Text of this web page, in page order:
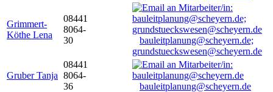
Grimmert-
Köthe Lena
08441
8064-
30
bauleitplanung@scheyern.de;
grundstueckswesen@scheyern.de
Gruber Tanja
08441
8064-
36
bauleitplanung@scheyern.de